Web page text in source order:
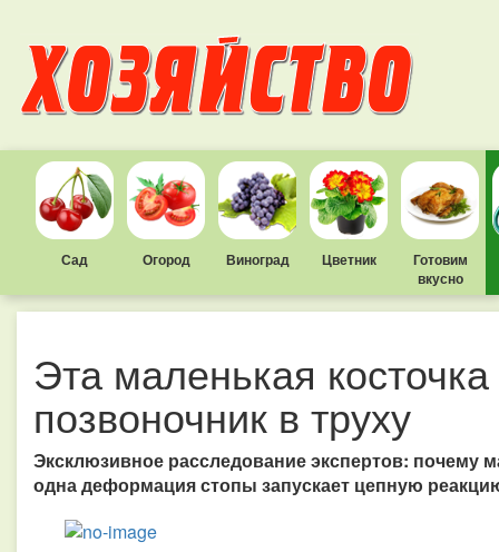
Сад Огород Виноград Цветник
Готовим
вкусно
Эта маленькая
позвоночник в труху
Эксклюзивное расследование экспертов: почему
одна деформация стопы запускает цепную